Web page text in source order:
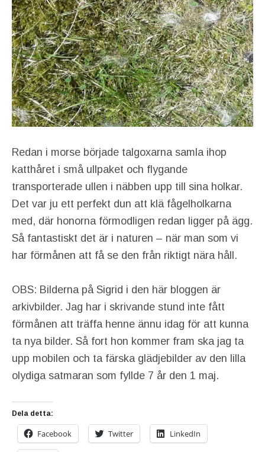
Redan i morse började talgoxarna samla ihop
katthåret i små ullpaket och flygande
transporterade ullen i näbben upp till sina holkar.
Det var ju ett perfekt dun att klä fågelholkarna
med, där honorna förmodligen redan ligger på ägg.
Så fantastiskt det är i naturen – när man som vi
har förmånen att få se den från riktigt nära håll.
OBS: Bilderna på Sigrid i den här bloggen är
arkivbilder. Jag har i skrivande stund inte fått
förmånen att träffa henne ännu idag för att kunna
ta nya bilder. Så fort hon kommer fram ska jag ta
upp mobilen och ta färska glädjebilder av den lilla
olydiga satmaran som fyllde 7 år den 1 maj.
Dela detta:
Facebook Twitter LinkedIn